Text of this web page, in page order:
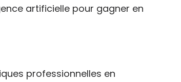
artificielle pour gagner en
professionnelles en